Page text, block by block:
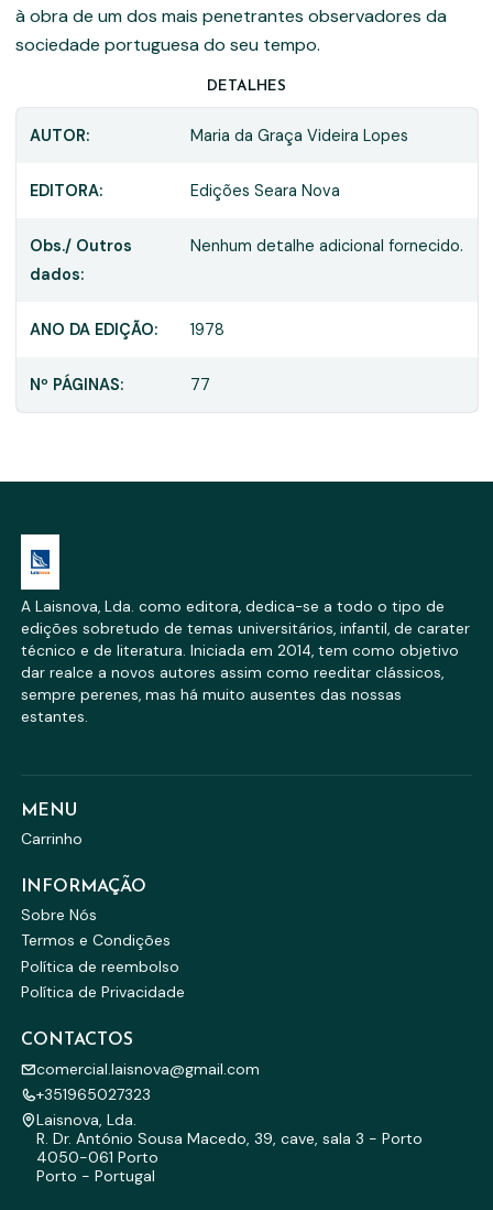
à obra de um dos mais penetrantes observadores da
sociedade portuguesa do seu tempo.
DETALHES
AUTOR: Maria da Graça Videira Lopes
EDITORA: Edições Seara Nova
Obs./ Outros
dados:
Nenhum detalhe adicional fornecido.
ANO DA EDIÇÃO: 1978
Nº PÁGINAS: 77
A Laisnova, Lda. como editora, dedica-se a todo o tipo de
edições sobretudo de temas universitários, infantil, de carater
técnico e de literatura. Iniciada em 2014, tem como objetivo
dar realce a novos autores assim como reeditar clássicos,
sempre perenes, mas há muito ausentes das nossas
estantes.
MENU
Carrinho
INFORMAÇÃO
Sobre Nós
Termos e Condições
Política de reembolso
Política de Privacidade
CONTACTOS
comercial.laisnova@gmail.com
+351965027323
Laisnova, Lda.
R. Dr. António Sousa Macedo, 39, cave, sala 3 - Porto
4050-061 Porto
Porto - Portugal